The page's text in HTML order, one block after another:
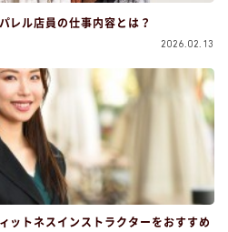
レル店員の仕事内容とは？
2026.02.13
ットネスインストラクターをおすすめ